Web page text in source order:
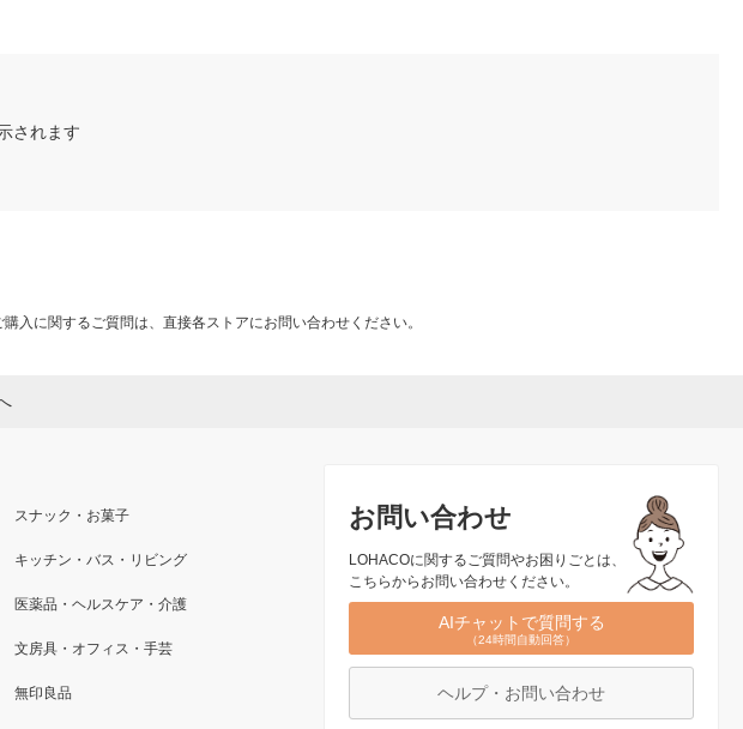
されます
入に関するご質問は、直接各ストアにお問い合わせください。
お問い合わせ
LOHACOに関するご質問やお困りごとは、
こちらからお問い合わせください。
AIチャットで質問する
（24時間自動回答）
ヘルプ・お問い合わせ
スナック・お菓子
キッチン・バス・リビング
医薬品・ヘルスケア・介護
文房具・オフィス・手芸
無印良品